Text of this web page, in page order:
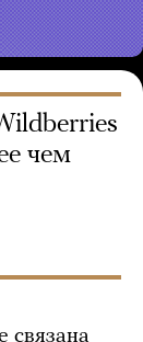
чем
связана